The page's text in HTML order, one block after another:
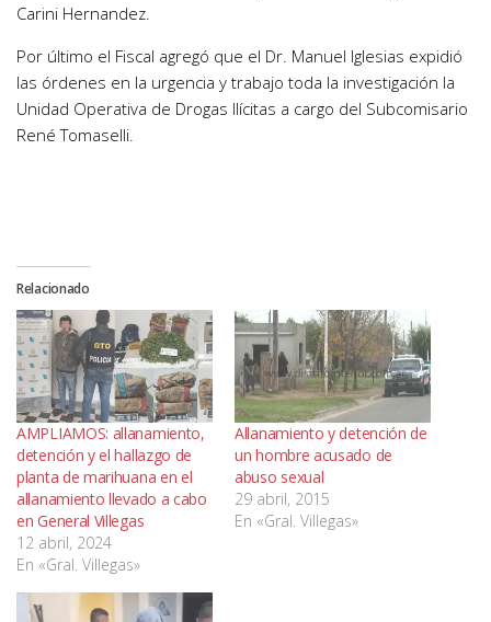
Carini Hernandez.
Por último el Fiscal agregó que el Dr. Manuel Iglesias expidió
las órdenes en la urgencia y trabajo toda la investigación la
Unidad Operativa de Drogas Ilícitas a cargo del Subcomisario
René Tomaselli.
Relacionado
AMPLIAMOS: allanamiento,
detención y el hallazgo de
planta de marihuana en el
allanamiento llevado a cabo
en General Villegas
12 abril, 2024
En «Gral. Villegas»
Allanamiento y detención de
un hombre acusado de
abuso sexual
29 abril, 2015
En «Gral. Villegas»